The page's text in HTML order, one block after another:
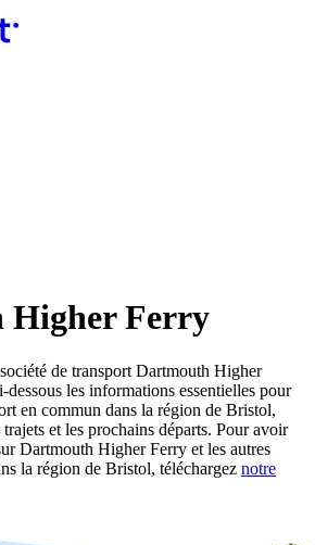
Higher Ferry
de transport Dartmouth Higher
les informations essentielles pour
en commun dans la région de Bristol,
et les prochains départs. Pour avoir
Dartmouth Higher Ferry et les autres
la région de Bristol, téléchargez notre